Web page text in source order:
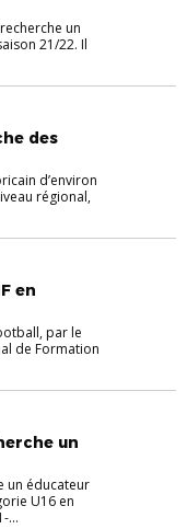
un
21/22. Il
des
d’environ
régional,
en
par le
de Formation
un
un éducateur
U16 en
...